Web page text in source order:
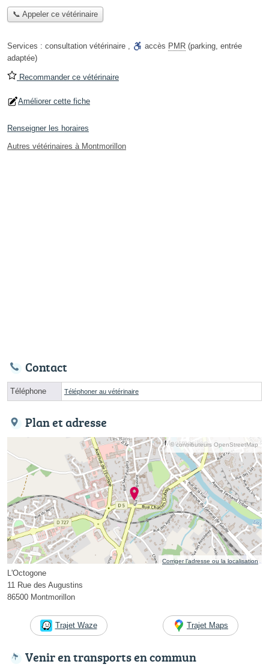
📞 Appeler ce vétérinaire
Services : consultation vétérinaire , accès PMR (parking, entrée
adaptée)
Recommander ce vétérinaire
Améliorer cette fiche
Renseigner les horaires
Autres vétérinaires à Montmorillon
Contact
Téléphone Téléphoner au vétérinaire
Plan et adresse
© contributeurs OpenStreetMap
Corriger l’adresse ou la localisation
L'Octogone
11 Rue des Augustins
86500 Montmorillon
Trajet Waze Trajet Maps
Venir en transports en commun